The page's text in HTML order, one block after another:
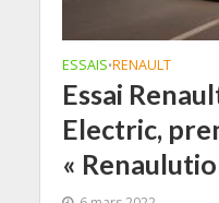
ESSAIS•RENAULT
Essai
Electric,
«